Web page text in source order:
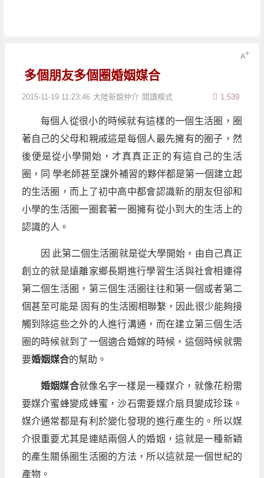
多個朋友多個圈婚姻媒合
2015-11-19 11:23:46 大陸新娘仲介 1,539
閱讀模式
每個人從很小的時候就有這樣的一個生活圈，圈
著自己的父母和親戚這是每個人最先擁有的圈子，然
後便是從小學開始，才真真正正的有這自己的生活
圈，同 學老師甚至課外補習的夥伴都是第一個建立起
的生活圈，而上了初中高中都會認識新的朋友但卻和
小學的生活圈一圈套著一圈擁有從小到大的生活上的
認識的人。
因 此第二個生活圈就是從大學開始，由自己真正
創立的就是遠離家鄉長期進行學習生活與社會相連得
第二個生活圈，第三個生活圈往往和第一個或者第二
個甚至可能是 固有的生活圈相聯繫，因此很少能夠接
觸到除這些之外的人進行溝通，而在建立第三個生活
圈的時候就到了一個適合婚嫁的時候，這個時候就需
要婚姻媒合的幫助。
婚姻媒合就像名字一樣是一種媒介，就像花粉需
要媒介蜜蜂變成蜂蜜，沙石需要媒介扇貝變成珍珠。
媒介通常都是有利於變化發現的進行產生的。所以媒
介很重要尤其是連結兩個人的婚姻，這就是一種新穎
的產生關係圈生活圈的方法，所以這就是一個世紀的
產物。